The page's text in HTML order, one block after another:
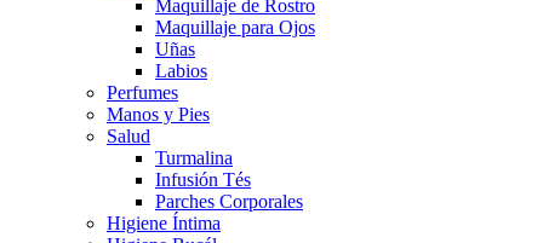
Maquillaje de Rostro
Maquillaje para Ojos
Uñas
Labios
Perfumes
Manos y Pies
Salud
Turmalina
Infusión Tés
Parches Corporales
Higiene Íntima